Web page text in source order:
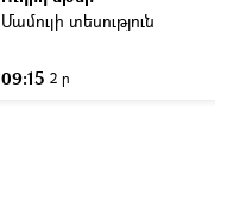
Մամուլի տեսություն
09:15 2 ր